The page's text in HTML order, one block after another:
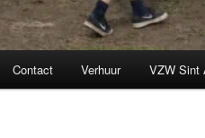
Contact Verhuur VZW Sint